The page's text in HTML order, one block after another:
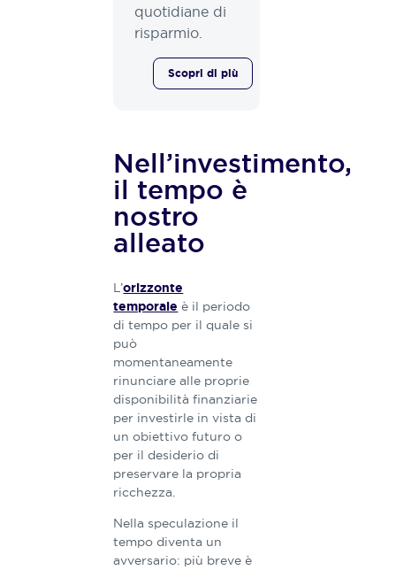
Scopri di più
quotidiane di
risparmio.
Nell’investimento,
il tempo è
nostro
alleato
L’orizzonte
temporale è il periodo
di tempo per il quale si
può
momentaneamente
rinunciare alle proprie
disponibilità finanziarie
per investirle in vista di
un obiettivo futuro o
per il desiderio di
preservare la propria
ricchezza.
Nella speculazione il
tempo diventa un
avversario: più breve è